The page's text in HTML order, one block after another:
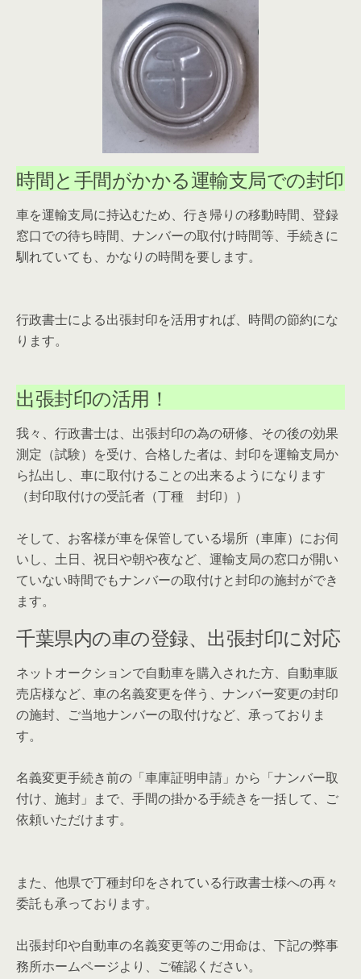
時間と手間がかかる運輸支局での封印
車を運輸支局に持込むため、行き帰りの移動時間、登録
窓口での待ち時間、ナンバーの取付け時間等、手続きに
馴れていても、かなりの時間を要します。
行政書士による出張封印を活用すれば、時間の節約にな
ります。
出張封印の活用！
我々、行政書士は、出張封印の為の研修、その後の効果
測定（試験）を受け、合格した者は、封印を運輸支局か
ら払出し、車に取付けることの出来るようになります
（封印取付けの受託者（丁種 封印））
そして、お客様が車を保管している場所（車庫）にお伺
いし、土日、祝日や朝や夜など、運輸支局の窓口が開い
ていない時間でもナンバーの取付けと封印の施封ができ
ます。
千葉県内の車の登録、出張封印に対応
ネットオークションで自動車を購入された方、自動車販
売店様など、車の名義変更を伴う、ナンバー変更の封印
の施封、ご当地ナンバーの取付けなど、承っておりま
す。
名義変更手続き前の「車庫証明申請」から「ナンバー取
付け、施封」まで、手間の掛かる手続きを一括して、ご
依頼いただけます。
また、他県で丁種封印をされている行政書士様への再々
委託も承っております。
出張封印や自動車の名義変更等のご用命は、下記の弊事
務所ホームページより、ご確認ください。